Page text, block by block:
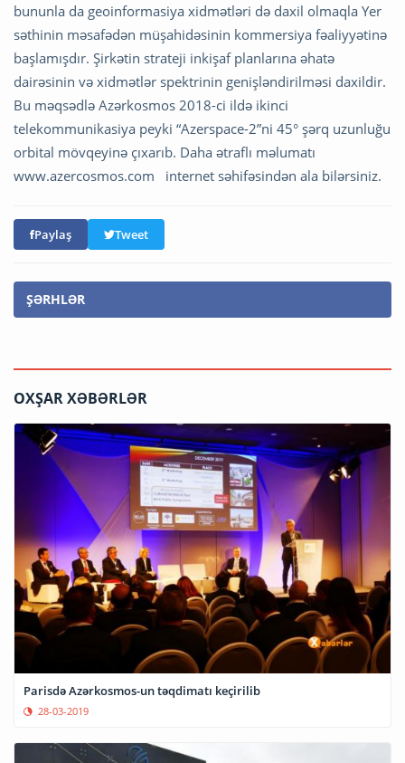
bununla da geoinformasiya xidmətləri də daxil olmaqla Yer
səthinin məsafədən müşahidəsinin kommersiya fəaliyyətinə
başlamışdır. Şirkətin strateji inkişaf planlarına əhatə
dairəsinin və xidmətlər spektrinin genişləndirilməsi daxildir.
Bu məqsədlə Azərkosmos 2018-ci ildə ikinci
telekommunikasiya peyki “Azerspace-2”ni 45° şərq uzunluğu
orbital mövqeyinə çıxarıb. Daha ətraflı məlumatı
www.azercosmos.com internet səhifəsindən ala bilərsiniz.
Paylaş Tweet
ŞƏRHLƏR
OXŞAR XƏBƏRLƏR
Parisdə Azərkosmos-un təqdimatı keçirilib
28-03-2019